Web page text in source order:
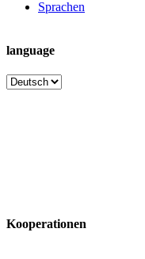
Sprachen
language
language
Kooperationen